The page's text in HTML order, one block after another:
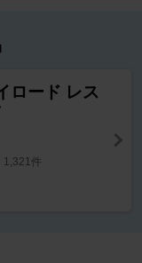
ロード レス
1,321件